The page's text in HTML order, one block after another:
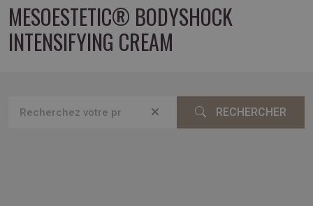
MESOESTETIC® BODYSHOCK
INTENSIFYING CREAM
RECHERCHER